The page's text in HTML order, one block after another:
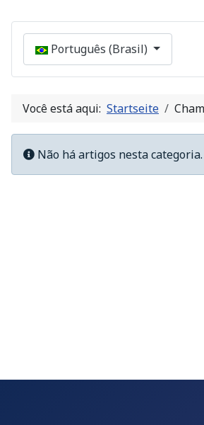
Selecione seu Idioma
Português (Brasil)
Você está aqui: Startseite
Info
Não há artigos nesta